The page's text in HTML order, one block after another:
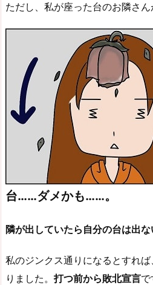
ただし、私が座った台のお隣さん
台……ダメかも……。
隣が出していたら自分の台は出な
私のジンクス通りになるとすれ
りました。打つ前から敗北宣言で